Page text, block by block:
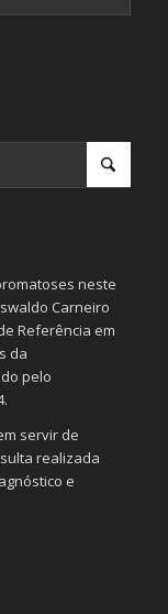
neste
Carneiro
Referência em
da
pelo
servir de
realizada
e
que